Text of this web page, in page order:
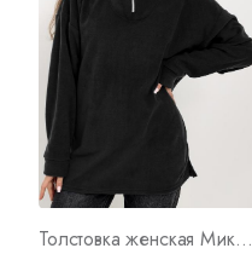
Толстовка женская Микс Ч Арт. 9801